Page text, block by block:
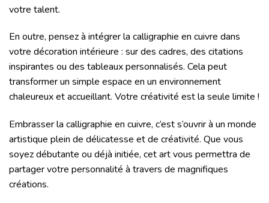
votre talent.
En outre, pensez à intégrer la calligraphie en cuivre dans
votre décoration intérieure : sur des cadres, des citations
inspirantes ou des tableaux personnalisés. Cela peut
transformer un simple espace en un environnement
chaleureux et accueillant. Votre créativité est la seule limite !
Embrasser la calligraphie en cuivre, c’est s’ouvrir à un monde
artistique plein de délicatesse et de créativité. Que vous
soyez débutante ou déjà initiée, cet art vous permettra de
partager votre personnalité à travers de magnifiques
créations.